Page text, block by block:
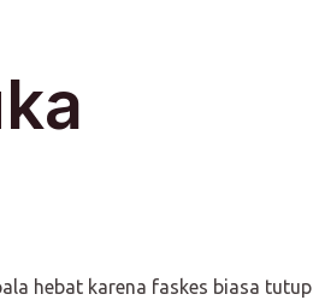
hebat karena faskes biasa tutup